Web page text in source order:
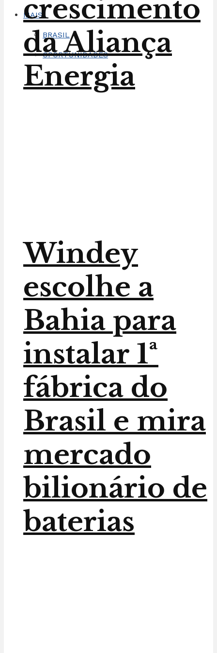
MAIS
BRASIL
OPORTUNIDADES
crescimento
da Aliança
Energia
Windey
escolhe a
Bahia para
instalar 1ª
fábrica do
Brasil e mira
mercado
bilionário de
baterias